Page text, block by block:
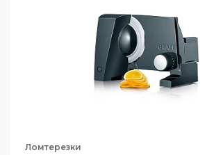
Ломтерезки